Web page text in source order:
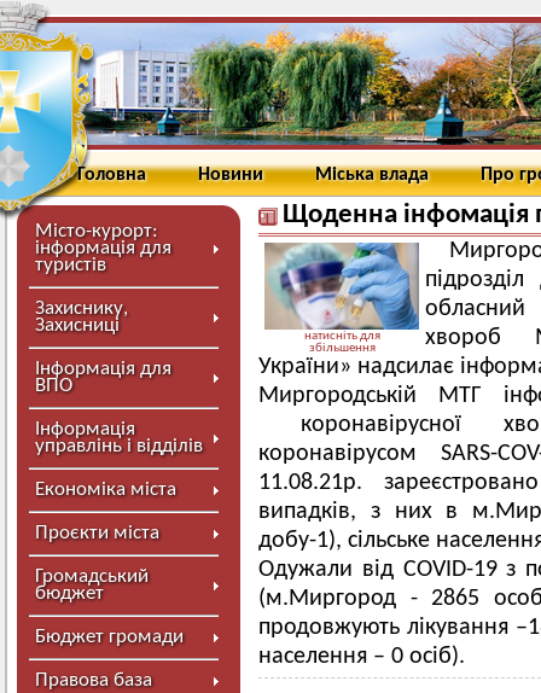
Головна Новини Міська влада Про
Місто-курорт:
інформація для
туристів
Захиснику,
Захисниці
Інформація для
ВПО
Інформація
управлінь і відділів
Економіка міста
Проєкти міста
Громадський
бюджет
Бюджет громади
Правова база
Щоденна інфомація
натисніть для
збільшення
обласний
хвороб
України» надсилає
Миргородській МТГ
коронавірусної
коронавірусом
11.08.21р.
випадків, з них в
добу-1), сільське
Одужали від COVID-19 з
(м.Миргород - 2865
продовжують лікування
населення – 0 осіб).